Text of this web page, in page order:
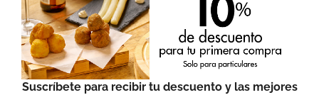
Suscríbete para recibir tu descuento y las mejores